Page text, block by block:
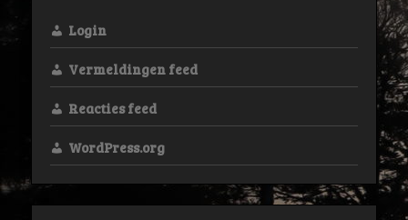
Login
Vermeldingen feed
Reacties feed
WordPress.org